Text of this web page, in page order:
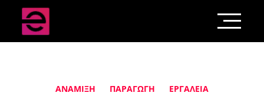
ΑΝΆΜΙΞΗ ΠΑΡΑΓΩΓΉ ΕΡΓΑΛΕΊΑ